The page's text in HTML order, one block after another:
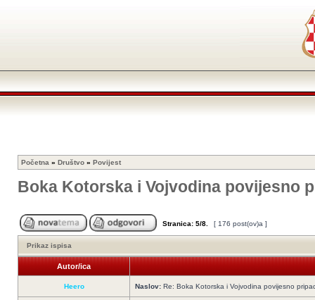
Početna » Društvo » Povijest
Boka Kotorska i Vojvodina povijesno
Stranica: 5/8 [ 176 post(ov)a ]
Prikaz ispisa
Autor/ica
Heero Naslov: Re: Boka Kotorska i Vojvodina povijesno